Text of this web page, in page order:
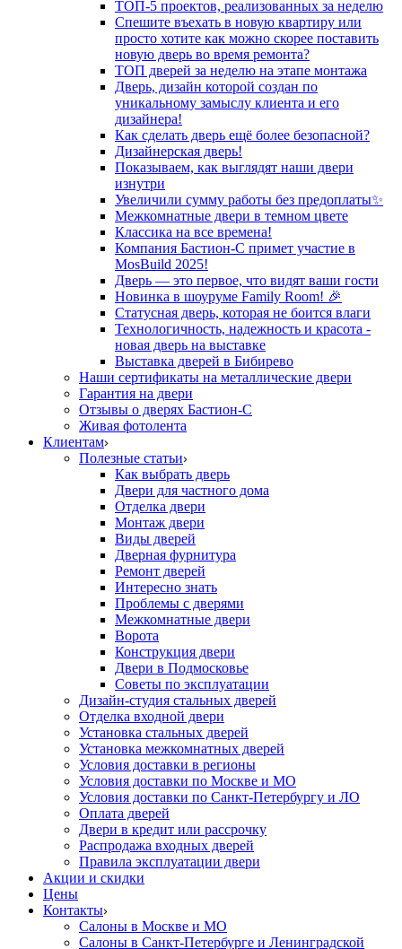
ТОП-5 проектов, реализованных за неделю
Спешите въехать в новую квартиру или
просто хотите как можно скорее поставить
новую дверь во время ремонта?
ТОП дверей за неделю на этапе монтажа
Дверь, дизайн которой создан по
уникальному замыслу клиента и его
дизайнера!
Как сделать дверь ещё более безопасной?
Дизайнерская дверь!
Показываем, как выглядят наши двери
изнутри
Увеличили сумму работы без предоплаты✨
Межкомнатные двери в темном цвете
Классика на все времена!
Компания Бастион-С примет участие в
MosBuild 2025!
Дверь — это первое, что видят ваши гости
Новинка в шоуруме Family Room! 🎉
Статусная дверь, которая не боится влаги
Технологичность, надежность и красота -
новая дверь на выставке
Выставка дверей в Бибирево
Наши сертификаты на металлические двери
Гарантия на двери
Отзывы о дверях Бастион-С
Живая фотолента
Клиентам
Полезные статьи
Как выбрать дверь
Двери для частного дома
Отделка двери
Монтаж двери
Виды дверей
Дверная фурнитура
Ремонт дверей
Интересно знать
Проблемы с дверями
Межкомнатные двери
Ворота
Конструкция двери
Двери в Подмосковье
Cоветы по эксплуатации
Дизайн-студия стальных дверей
Отделка входной двери
Установка стальных дверей
Установка межкомнатных дверей
Условия доставки в регионы
Условия доставки по Москве и МО
Условия доставки по Санкт-Петербургу и ЛО
Оплата дверей
Двери в кредит или рассрочку
Распродажа входных дверей
Правила эксплуатации двери
Акции и скидки
Цены
Контакты
Салоны в Москве и МО
Салоны в Санкт-Петербурге и Ленинградской